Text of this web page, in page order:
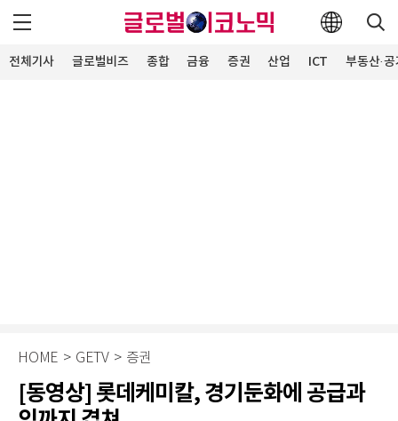
전체기사 글로벌비즈 종합 금융 증권 산업 ICT 부동산·
HOME > GETV > 증권
[동영상] 롯데케미칼, 경기둔화에 공급과